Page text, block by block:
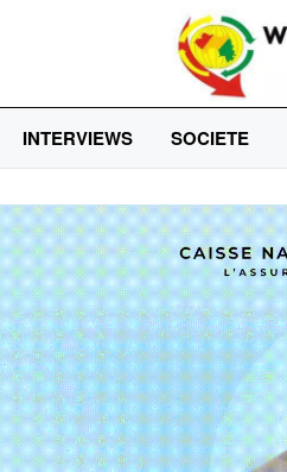
INTERVIEWS SOCIETE